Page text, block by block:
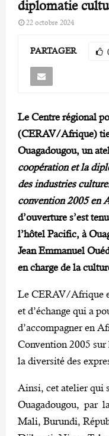
diplomatie
22 octobre 2024
PARTAGER
Le Centre régional
(CERAV/Afrique)
Ouagadougou, un
coopération et la
des industries
convention 2005 en
d’ouverture s’est
l’hôtel Pacific, à
Jean Emmanuel
en charge de la
Le CERAV/Afrique
et d’échange qui a
d’accompagner en
Convention 2005
la diversité des
Ainsi, cet atelier qui
Ouagadougou, par
Mali, Burundi,